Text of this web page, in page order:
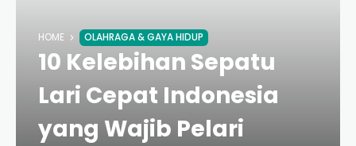
HOME OLAHRAGA & GAYA HIDUP
10 Kelebihan Sepatu
Lari Cepat Indonesia
yang Wajib Pelari